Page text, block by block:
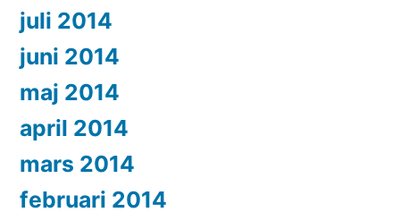
juli 2014
juni 2014
maj 2014
april 2014
mars 2014
februari 2014